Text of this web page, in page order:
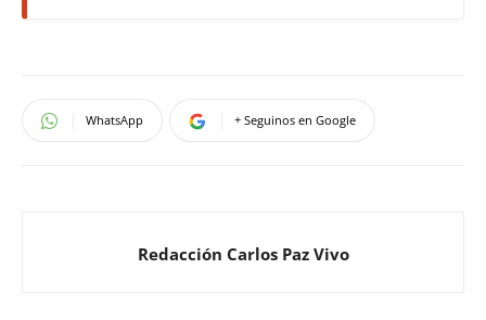
WhatsApp + Seguinos en Google
Redacción Carlos Paz Vivo